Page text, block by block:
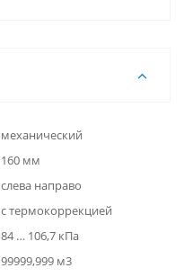
механический
160 мм
слева направо
с термокоррекцией
84 … 106,7 кПа
99999,999 м3